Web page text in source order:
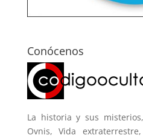
Conócenos
La historia y sus
Ovnis, Vida